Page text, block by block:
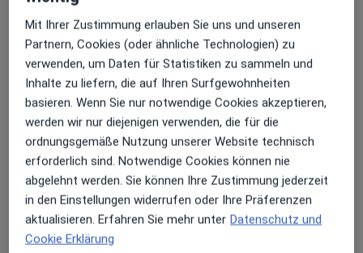
Praxis Dr.med.dent. Martina Collet
Zahnärztin
Kyllstr. 1 a, Ehrang, 54293 Trier
Zu Google Mapsöffnet in einer neuen
Verfügbarkeit
Dr. med. dent. Martina Collet bietet an diesem
Standort über Jameda keine Online-
Terminbuchung an
Mit Ihrer Zustimmung erlauben Sie uns und unseren
Partnern, Cookies (oder ähnliche Technologien) zu
verwenden, um Daten für Statistiken zu sammeln und
Inhalte zu liefern, die auf Ihren Surfgewohnheiten
basieren. Wenn Sie nur notwendige Cookies akzeptieren,
werden wir nur diejenigen verwenden, die für die
ordnungsgemäße Nutzung unserer Website technisch
erforderlich sind. Notwendige Cookies können nie
abgelehnt werden. Sie können Ihre Zustimmung jederzeit
in den Einstellungen widerrufen oder Ihre Präferenzen
aktualisieren. Erfahren Sie mehr unter Datenschutz und
Cookie Erklärung